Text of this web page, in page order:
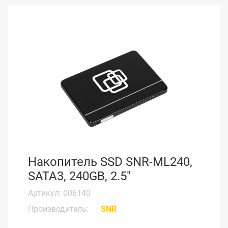
Накопитель SSD SNR-ML240,
SATA3, 240GB, 2.5"
Артикул: 006140
Производитель:
SNR